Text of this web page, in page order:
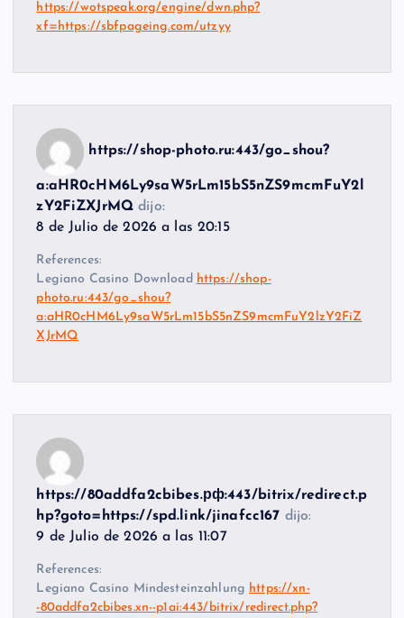
https://wotspeak.org/engine/dwn.php?
xf=https://sbfpageing.com/utzyy
https://shop-photo.ru:443/go_shou?
a:aHR0cHM6Ly9saW5rLm15bS5nZS9mcmFuY2l
zY2FiZXJrMQ dijo:
8 de Julio de 2026 a las 20:15
References:
Legiano Casino Download https://shop-
photo.ru:443/go_shou?
a:aHR0cHM6Ly9saW5rLm15bS5nZS9mcmFuY2lzY2FiZ
XJrMQ
https://80addfa2cbibes.рф:443/bitrix/redirect.p
hp?goto=https://spd.link/jinafcc167 dijo:
9 de Julio de 2026 a las 11:07
References:
Legiano Casino Mindesteinzahlung https://xn-
-80addfa2cbibes.xn--p1ai:443/bitrix/redirect.php?